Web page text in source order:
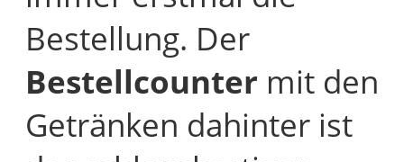
Bestellung. Der
Bestellcounter mit den
Getränken dahinter ist